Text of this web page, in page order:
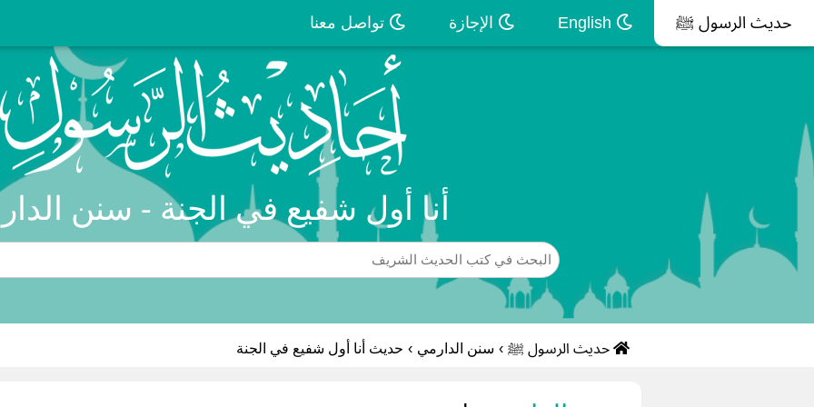
حديث الرسول ﷺ الإجازة تواصل معنا
أنا أول شفيع في الجنة - سنن
حديث الرسول ﷺ › سنن الدارمي › حديث أنا أول شفيع في الجنة